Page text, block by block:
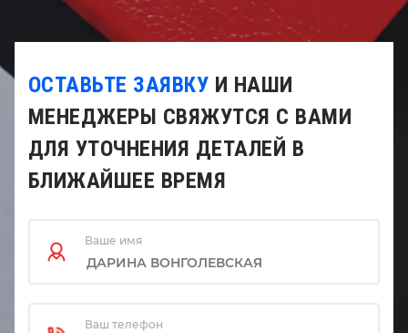
ОСТАВЬТЕ ЗАЯВКУ И НАШИ
МЕНЕДЖЕРЫ СВЯЖУТСЯ С ВАМИ
ДЛЯ УТОЧНЕНИЯ ДЕТАЛЕЙ В
БЛИЖАЙШЕЕ ВРЕМЯ
Ваше имя
Ваш телефон